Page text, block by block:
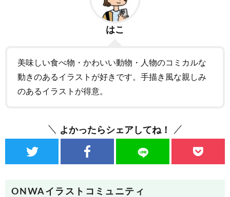
はこ
美味しい食べ物・かわいい動物・人物のコミカルな
動きのあるイラストが好きです。手描き風な親しみ
のあるイラストが得意。
よかったらシェアしてね！
ONWAイラストコミュニティ